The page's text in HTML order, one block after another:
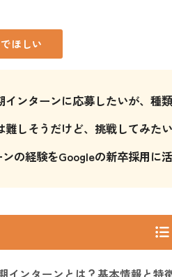
ほしい
インターンに応募したいが、種
難しそうだけど、挑戦してみた
の経験をGoogleの新卒採用に